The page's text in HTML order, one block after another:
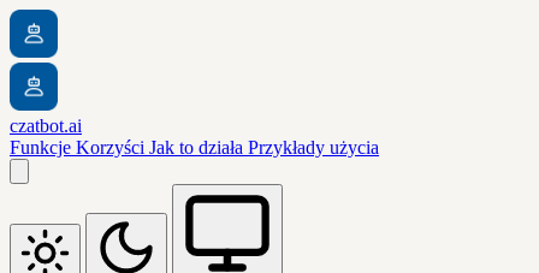
czatbot.ai
Funkcje Korzyści Jak to działa Przykłady użycia